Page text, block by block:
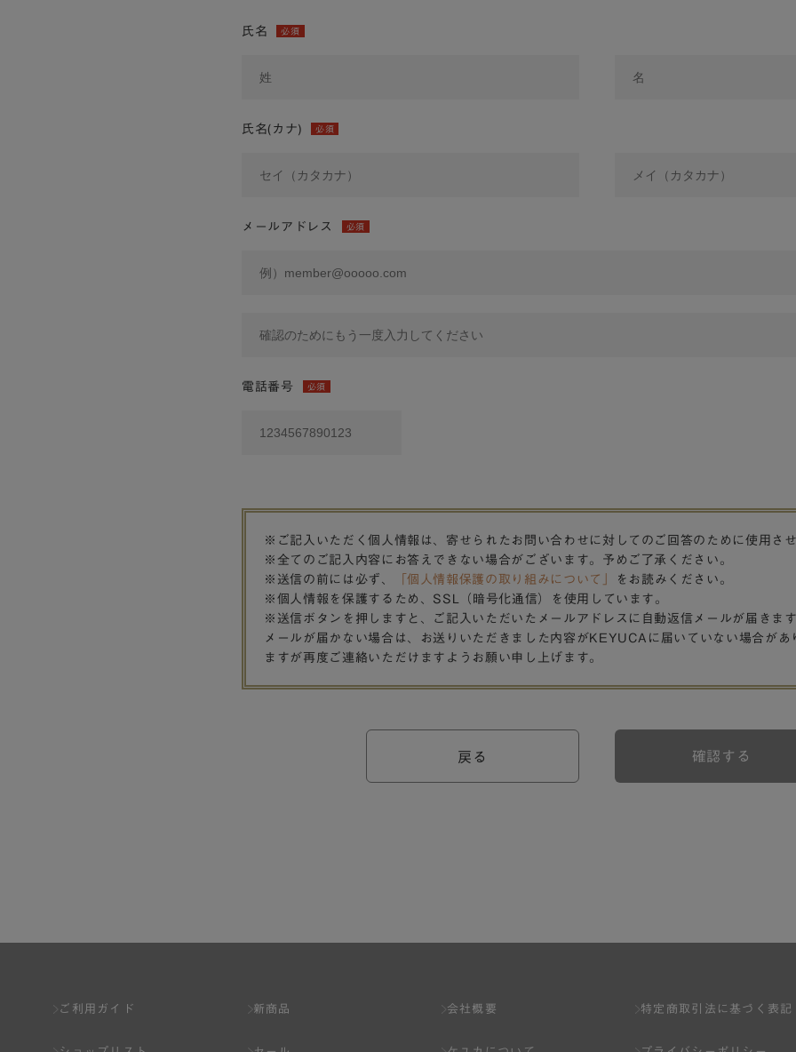
氏名 必須
氏名(カナ) 必須
メールアドレス 必須
電話番号 必須
※ご記入いただく個人情報は、寄せられたお問い合わせに対してのご回答のために使用さ
※全てのご記入内容にお答えできない場合がございます。予めご了承ください。
※送信の前には必ず、
「個人情報保護の取り組みについて」
をお読みください。
※個人情報を保護するため、SSL（暗号化通信）を使用しています。
※送信ボタンを押しますと、ご記入いただいたメールアドレスに自動返信メールが届きま
メールが届かない場合は、お送りいただきました内容がKEYUCAに届いていない場合があ
ますが再度ご連絡いただけますようお願い申し上げます。
戻る 確認する
ご利用ガイド 新商品 会社概要 特定商取引法に基づく表記